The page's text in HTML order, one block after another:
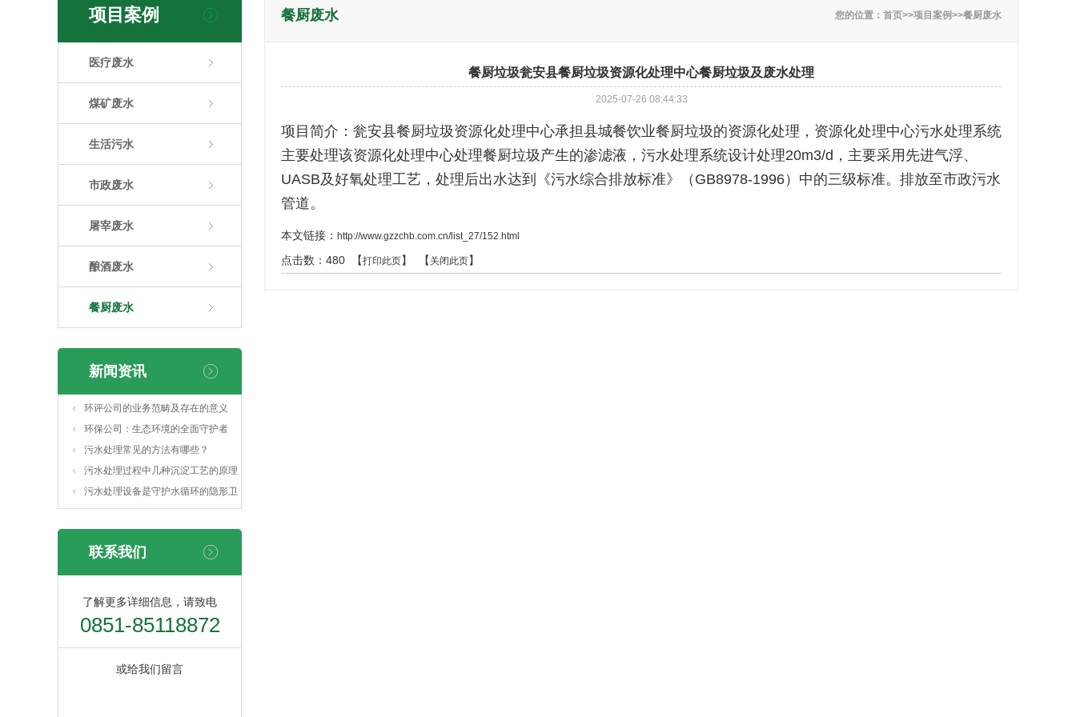
项目案例
医疗废水
煤矿废水
生活污水
市政废水
屠宰废水
酿酒废水
餐厨废水
新闻资讯
环评公司的业务范畴及存在的意义
环保公司：生态环境的全面守护者
污水处理常见的方法有哪些？
污水处理过程中几种沉淀工艺的原理
及特点
污水处理设备是守护水循环的隐形卫
士
联系我们
了解更多详细信息，请致电
0851-85118872
或给我们留言
餐厨废水 您的位置： 首页>>项目案例>>餐厨废水
餐厨垃圾瓮安县餐厨垃圾资源化处理中心餐厨垃圾及废水处理
2025-07-26 08:44:33
项目简介：瓮安县餐厨垃圾资源化处理中心承担县城餐饮业餐厨垃圾的资源化处理，资源化处理中心污水处理系统
主要处理该资源化处理中心处理餐厨垃圾产生的渗滤液，污水处理系统设计处理20m3/d，主要采用先进气浮、
UASB及好氧处理工艺，处理后出水达到《污水综合排放标准》（GB8978-1996）中的三级标准。排放至市政污水
管道。
本文链接： http://www.gzzchb.com.cn/list_27/152.html
点击数： 480 【打印此页】 【 关闭此页】